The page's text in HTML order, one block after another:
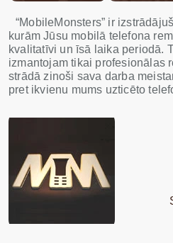
“MobileMonsters” ir
kurām Jūsu mobilā telefona
kvalitatīvi un īsā laika periodā.
izmantojam tikai profesionālas
strādā zinoši sava darba
pret ikvienu mums uzticēto